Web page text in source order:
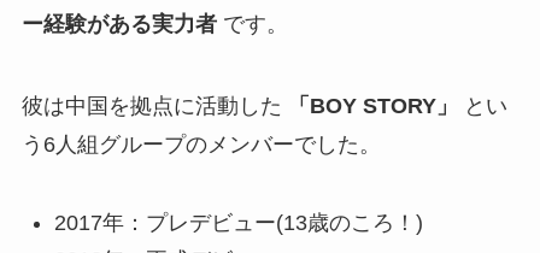
ー経験がある実力者です。
彼は中国を拠点に活動した 「BOY STORY」
とい
う6人組グループのメンバーでした。
2017年：プレデビュー(13歳のころ！)